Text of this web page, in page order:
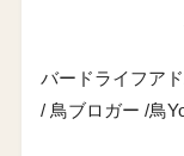
バードライフア
/ 鳥ブロガー /鳥